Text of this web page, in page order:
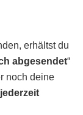
erhältst du
abgesendet“
noch deine
jederzeit